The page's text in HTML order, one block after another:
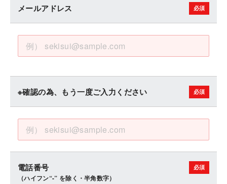
メールアドレス
※確認の為、もう一度ご入力ください
電話番号
（ハイフン“-” を除く・半角数字）